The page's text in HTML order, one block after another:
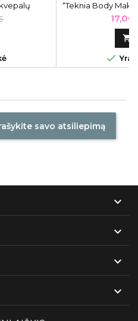
kuris
“Teknia Body
skirtas ploniems
struktūrą iš
lūžinėjimo. .
sulaukę
priežiūros
įkurta 1996
Kaina
17,00

 Yra
savo atsiliepimą



